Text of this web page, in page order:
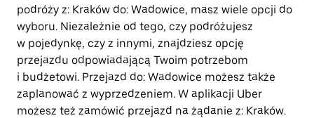
podróży z: Kraków do: Wadowice, masz wiele opcji do
wyboru. Niezależnie od tego, czy podróżujesz
w pojedynkę, czy z innymi, znajdziesz opcję
przejazdu odpowiadającą Twoim potrzebom
i budżetowi. Przejazd do: Wadowice możesz także
zaplanować z wyprzedzeniem. W aplikacji Uber
możesz też zamówić przejazd na żądanie z: Kraków.